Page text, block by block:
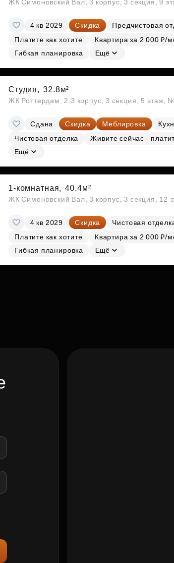
ЖК Симоновский Вал, 3 корпус, 3 секция, 9
4 кв 2029 Скидка
Предчистовая
Платите как хотите
Квартира за 2 000 ₽/
Гибкая планировка
Ещё
Студия, 32.8м²
ЖК Роттердам, 2.3 корпус, 3 секция, 5 этаж,
Сдана Скидка Меблировка
Чистовая отделка
Живите сейчас -
Ещё
1-комнатная, 40.4м²
ЖК Симоновский Вал, 3 корпус, 3 секция, 12
4 кв 2029 Скидка
Чистовая
Платите как хотите
Квартира за 2 000 ₽/
Гибкая планировка
Ещё